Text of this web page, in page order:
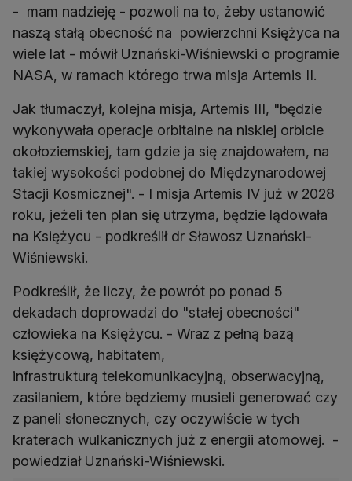
- mam nadzieję - pozwoli na to, żeby ustanowić
naszą stałą obecność na powierzchni Księżyca na
wiele lat - mówił Uznański-Wiśniewski o programie
NASA, w ramach którego trwa misja Artemis II.
Jak tłumaczył, kolejna misja, Artemis III, "będzie
wykonywała operacje orbitalne na niskiej orbicie
okołoziemskiej, tam gdzie ja się znajdowałem, na
takiej wysokości podobnej do Międzynarodowej
Stacji Kosmicznej". - I misja Artemis IV już w 2028
roku, jeżeli ten plan się utrzyma, będzie lądowała
na Księżycu - podkreślił dr Sławosz Uznański-
Wiśniewski.
Podkreślił, że liczy, że powrót po ponad 5
dekadach doprowadzi do "stałej obecności"
człowieka na Księżycu. - Wraz z pełną bazą
księżycową, habitatem,
infrastrukturą telekomunikacyjną, obserwacyjną,
zasilaniem, które będziemy musieli generować czy
z paneli słonecznych, czy oczywiście w tych
kraterach wulkanicznych już z energii atomowej. -
powiedział Uznański-Wiśniewski.